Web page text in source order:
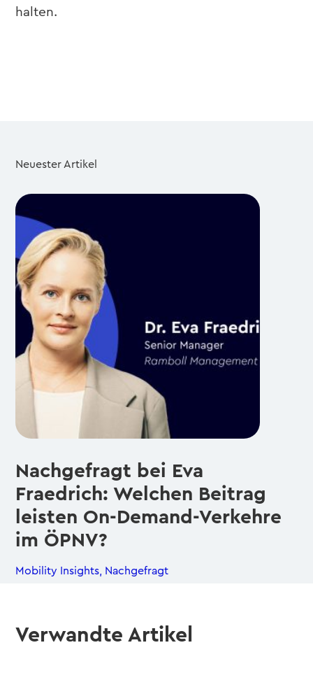
halten.
Neuester Artikel
Nachgefragt bei Eva
Fraedrich: Welchen Beitrag
leisten On-Demand-Verkehre
im ÖPNV?
Mobility Insights Nachgefragt
Verwandte Artikel